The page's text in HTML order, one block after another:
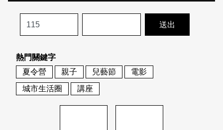
歷史專題
活動列表
地圖搜尋
關於我們
關於我們
刊物索取地點
會員基本資料
刊登活動
網站導覽 English
日本語 登入/註冊
熱門關鍵字
夏令營
親子 兒藝節
電影
城市生活圈
講座